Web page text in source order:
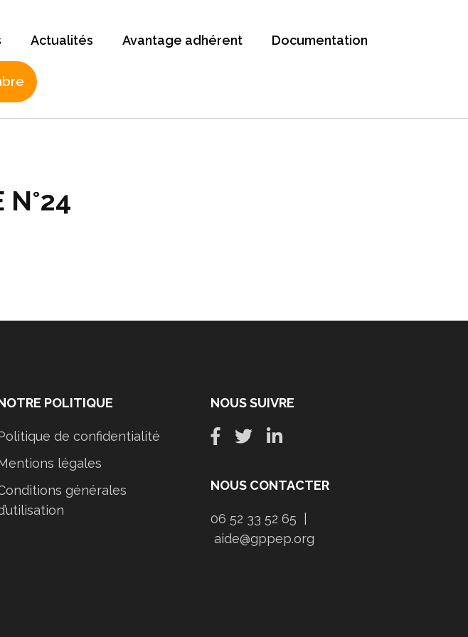
Actualités Avantage adhérent Documentation
N°24
POLITIQUE
de confidentialité
légales
générales
NOUS SUIVRE
NOUS CONTACTER
06 52 33 52 65 |
aide@gppep.org